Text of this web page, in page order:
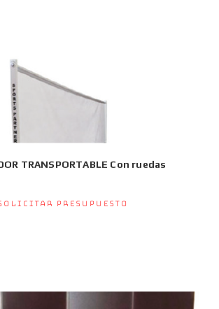
TRANSPORTABLE Con ruedas
presupuesto